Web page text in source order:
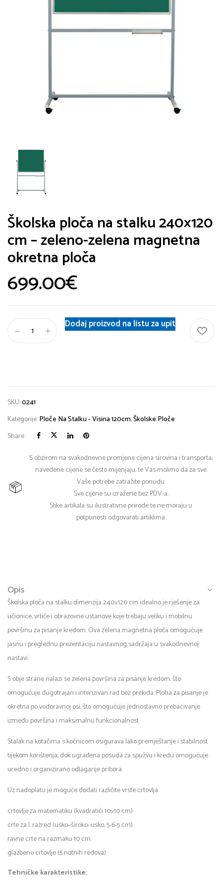
Školska ploča na stalku 240×120
cm – zeleno-zelena magnetna
okretna ploča
699.00€
Dodaj proizvod na listu za upit
SKU:0241
Kategorije:Ploče Na Stalku - Visina 120cm,Školske Ploče
Share :
S obzirom na svakodnevne promjene cijena sirovina i transporta,
navedene cijene se često mijenjaju, te Vas molimo da za sve
Vaše potrebe zatražite ponudu.
Sve cijene su izražene bez PDV-a.
Slike artikala su ilustrativne prirode te ne moraju u
potpunosti odgovarati artiklima.
Opis
Školska ploča na stalku dimenzija 240×120 cm idealno je rješenje za
učionice, vrtiće i obrazovne ustanove koje trebaju veliku i mobilnu
površinu za pisanje kredom. Ova zelena magnetna ploča omogućuje
jasnu i preglednu prezentaciju nastavnog sadržaja u svakodnevnoj
nastavi.
S obje strane nalazi se zelena površina za pisanje kredom, što
omogućuje dugotrajan i intenzivan rad bez prekida. Ploha za pisanje je
okretna po vodoravnoj osi, što omogućuje jednostavno prebacivanje
između površina i maksimalnu funkcionalnost.
Stalak na kotačima s kočnicom osigurava lako premještanje i stabilnost
tijekom korištenja, dok ugrađena posuda za spužvu i kredu omogućuje
uredno i organizirano odlaganje pribora.
Uz nadoplatu je moguće dodati različite vrste crtovlja:
crtovlje za matematiku (kvadratići 10×10 cm)
crte za I. razred (usko–široko–usko; 5-6-5 cm)
ravne crte na razmaku 10 cm
glazbeno crtovlje (5 notnih redova)
Tehničke karakteristike: